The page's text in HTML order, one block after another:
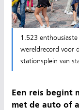
1.523
wereldrecord voor
stationsplein van
Een reis begint
met de auto of